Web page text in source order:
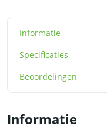
Informatie
Specificaties
Beoordelingen
Informatie